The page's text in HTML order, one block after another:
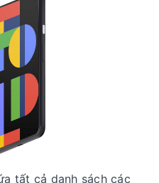
tất cả danh sách các